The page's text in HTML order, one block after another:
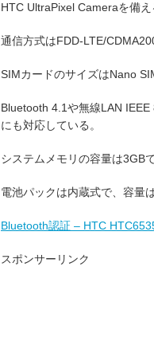
HTC UltraPixel Cameraを備え
通信方式はFDD-LTE/
SIMカードのサイズはNano
Bluetooth 4.1や無線LAN
にも対応している。
システムメモリの容量は3GB
電池パックは内蔵式で、容量
Bluetooth認証 – HTC
スポンサーリンク